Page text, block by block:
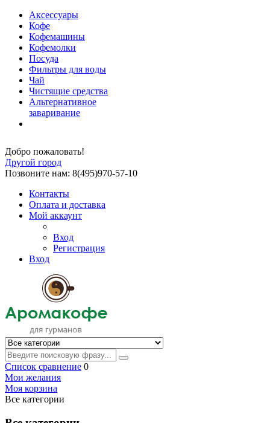
Аксессуары
Кофе
Кофемашины
Кофемолки
Посуда
Фильтры для воды
Чай
Чистящие средства
Альтернативное
заваривание
Добро пожаловать!
Другой город
Позвоните нам: 8(495)970-57-10
Контакты
Оплата и доставка
Мой аккаунт
Вход
Регистрация
Вход
Список сравнение 0
Мои желания
Моя корзина
Все категории